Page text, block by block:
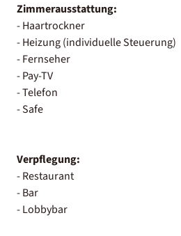
Zimmerausstattung:
- Haartrockner
- Heizung (individuelle Steuerung)
- Fernseher
- Pay-TV
- Telefon
- Safe
Verpflegung:
- Restaurant
- Bar
- Lobbybar